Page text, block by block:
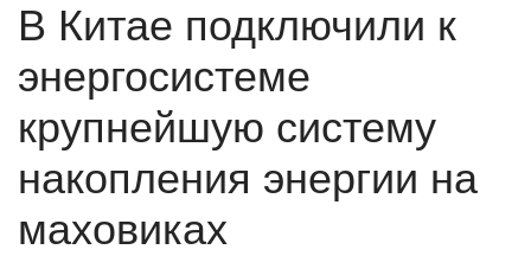
В Китае подключили к
энергосистеме
крупнейшую систему
накопления энергии на
маховиках